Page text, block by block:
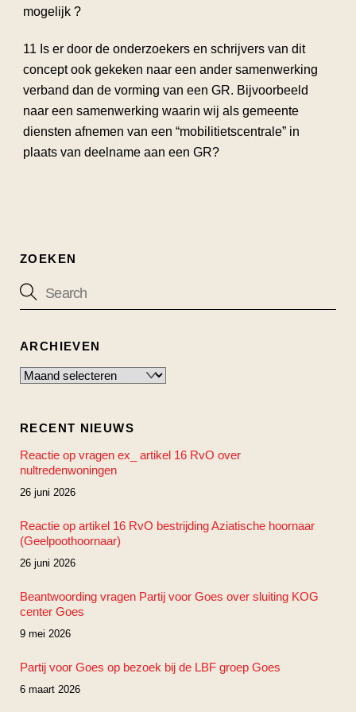
mogelijk ?
11 Is er door de onderzoekers en schrijvers van dit
concept ook gekeken naar een ander samenwerking
verband dan de vorming van een GR. Bijvoorbeeld
naar een samenwerking waarin wij als gemeente
diensten afnemen van een “mobilitietscentrale” in
plaats van deelname aan een GR?
ZOEKEN
ARCHIEVEN
Archieven
RECENT NIEUWS
Reactie op vragen ex_ artikel 16 RvO over
nultredenwoningen
26 juni 2026
Reactie op artikel 16 RvO bestrijding Aziatische hoornaar
(Geelpoothoornaar)
26 juni 2026
Beantwoording vragen Partij voor Goes over sluiting KOG
center Goes
9 mei 2026
Partij voor Goes op bezoek bij de LBF groep Goes
6 maart 2026